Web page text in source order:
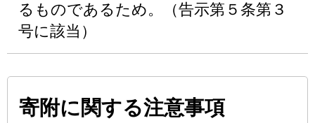
るものであるため。（告示第５条第３
号に該当）
寄附に関する注意事項